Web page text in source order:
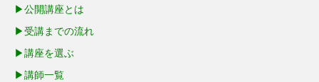
公開講座とは
受講までの流れ
講座を選ぶ
講師一覧